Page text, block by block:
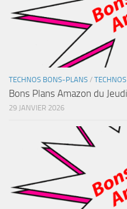
TECHNOS BONS-PLANS /
Bons Plans Amazon du
29 JANVIER 2026